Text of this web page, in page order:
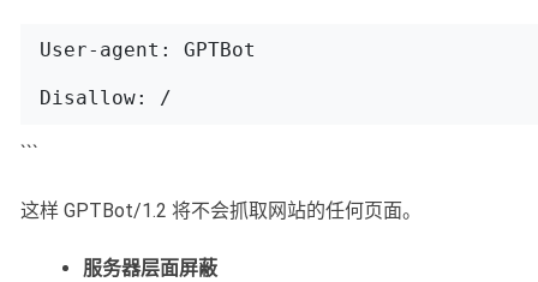
User-agent: GPTBot
```
这样 GPTBot/1.2 将不会抓取网站的任何页面。
服务器层面屏蔽